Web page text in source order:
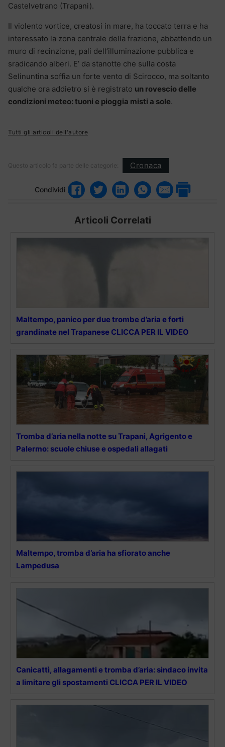
Castelvetrano (Trapani).
Il violento vortice, creatosi in mare, ha toccato terra e ha
interessato la zona centrale della frazione, abbattendo un
muro di recinzione, pali dell’illuminazione pubblica e
sradicando alberi. E’ da stanotte che sulla costa
Selinuntina soffia un forte vento di Scirocco, ma soltanto
qualche ora addietro si è registrato un rovescio delle
condizioni meteo: tuoni e pioggia misti a sole.
Tutti gli articoli dell'autore
Questo articolo fa parte delle categorie: Cronaca
Condividi
Articoli Correlati
Maltempo, panico per due trombe d’aria e forti
grandinate nel Trapanese CLICCA PER IL VIDEO
Tromba d’aria nella notte su Trapani, Agrigento e
Palermo: scuole chiuse e ospedali allagati
Maltempo, tromba d’aria ha sfiorato anche
Lampedusa
Canicattì, allagamenti e tromba d’aria: sindaco invita
a limitare gli spostamenti CLICCA PER IL VIDEO